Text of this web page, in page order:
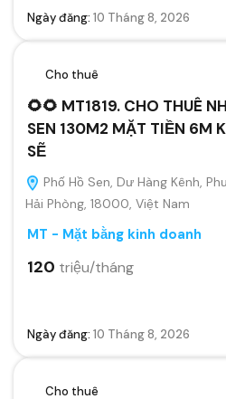
Ngày đăng: 10 Tháng 8, 2026
Cho thuê
🌻🌻 MT1819. CHO THUÊ
SEN 130M2 MẶT TIỀN 6M
SẼ
Phố Hồ Sen, Dư Hàng Kênh,
Hải Phòng, 18000, Việt Nam
MT - Mặt bằng kinh doanh
120 triệu/tháng
Ngày đăng: 10 Tháng 8, 2026
Cho thuê